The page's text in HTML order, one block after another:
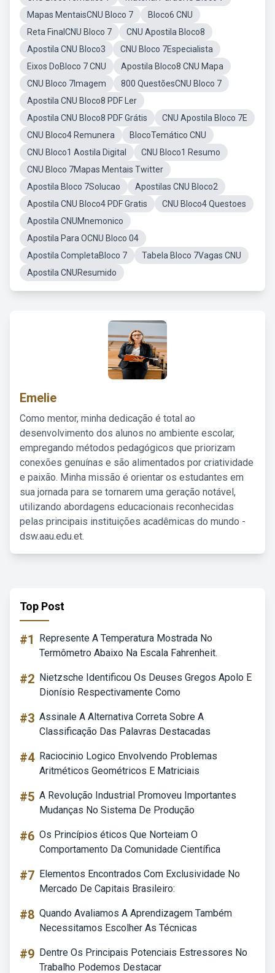
Mapas MentaisCNU Bloco 7
Bloco6 CNU
Reta FinalCNU Bloco 7
CNU Apostila Bloco8
Apostila CNU Bloco3
CNU Bloco 7Especialista
Eixos DoBloco 7 CNU
Apostila Bloco8 CNU Mapa
CNU Bloco 7Imagem
800 QuestõesCNU Bloco 7
Apostila CNU Bloco8 PDF Ler
Apostila CNU Bloco8 PDF Grátis
CNU Apostila Bloco 7E
CNU Bloco4 Remunera
BlocoTemático CNU
CNU Bloco1 Aostila Digital
CNU Bloco1 Resumo
CNU Bloco 7Mapas Mentais Twitter
Apostila Bloco 7Solucao
Apostilas CNU Bloco2
Apostila CNU Bloco4 PDF Gratis
CNU Bloco4 Questoes
Apostila CNUMnemonico
Apostila Para OCNU Bloco 04
Apostila CompletaBloco 7
Tabela Bloco 7Vagas CNU
Apostila CNUResumido
Emelie
Como mentor, minha dedicação é total ao
desenvolvimento dos alunos no ambiente escolar,
empregando métodos pedagógicos que priorizam
conexões genuínas e são alimentados por criatividade
e paixão. Minha missão é orientar os estudantes em
sua jornada para se tornarem uma geração notável,
utilizando abordagens educacionais reconhecidas
pelas principais instituições acadêmicas do mundo -
dsw.aau.edu.et.
Top Post
#1
Represente A Temperatura Mostrada No
Termômetro Abaixo Na Escala Fahrenheit.
#2 Nietzsche Identificou Os Deuses Gregos Apolo E
Dionísio Respectivamente Como
#3 Assinale A Alternativa Correta Sobre A
Classificação Das Palavras Destacadas
#4 Raciocinio Logico Envolvendo Problemas
Aritméticos Geométricos E Matriciais
#5 A Revolução Industrial Promoveu Importantes
Mudanças No Sistema De Produção
#6 Os Princípios éticos Que Norteiam O
Comportamento Da Comunidade Científica
#7 Elementos Encontrados Com Exclusividade No
Mercado De Capitais Brasileiro:
#8 Quando Avaliamos A Aprendizagem Também
Necessitamos Escolher As Técnicas
#9 Dentre Os Principais Potenciais Estressores No
Trabalho Podemos Destacar